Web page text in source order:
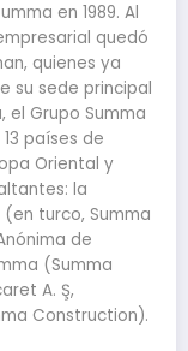
en 1989. Al
quedó
quienes ya
su sede principal
el Grupo Summa
países de
Oriental y
la
turco, Summa
de
(Summa
A. Ş,
Construction).